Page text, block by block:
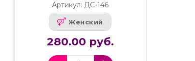
Артикул: ДС-146
Женский
280.00 руб.